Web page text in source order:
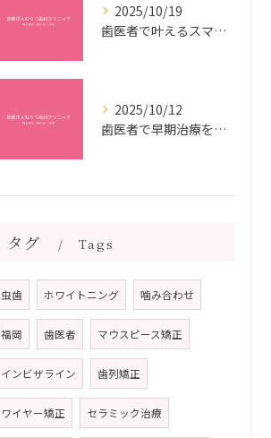
2025/10/19
歯医者で叶えるスマイルメイクオーバーなら福岡県福岡市博多区博多駅前の最新矯正治療解説
2025/10/12
歯医者で早期治療を受けるメリットと虫歯悪化を防ぐ最短ステップ
タグ Tags
虫歯 ホワイトニング 噛み合わせ
福岡 歯医者 マウスピース矯正
インビザライン 歯列矯正
ワイヤー矯正 セラミック治療